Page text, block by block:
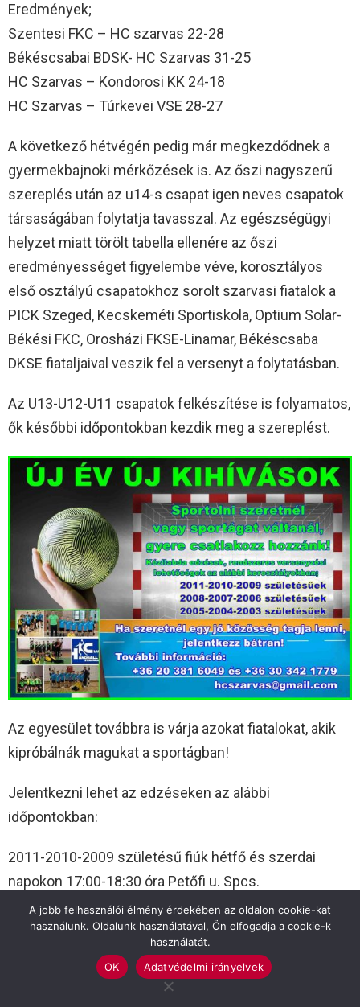
Eredmények;
Szentesi FKC – HC szarvas 22-28
Békéscsabai BDSK- HC Szarvas 31-25
HC Szarvas – Kondorosi KK 24-18
HC Szarvas – Túrkevei VSE 28-27
A következő hétvégén pedig már megkezdődnek a
gyermekbajnoki mérkőzések is. Az őszi nagyszerű
szereplés után az u14-s csapat igen neves csapatok
társaságában folytatja tavasszal. Az egészségügyi
helyzet miatt törölt tabella ellenére az őszi
eredményességet figyelembe véve, korosztályos
első osztályú csapatokhoz sorolt szarvasi fiatalok a
PICK Szeged, Kecskeméti Sportiskola, Optium Solar-
Békési FKC, Orosházi FKSE-Linamar, Békéscsaba
DKSE fiataljaival veszik fel a versenyt a folytatásban.
Az U13-U12-U11 csapatok felkészítése is folyamatos,
ők későbbi időpontokban kezdik meg a szereplést.
Az egyesület továbbra is várja azokat fiatalokat, akik
kipróbálnák magukat a sportágban!
Jelentkezni lehet az edzéseken az alábbi
időpontokban:
2011-2010-2009 születésű fiúk hétfő és szerdai
napokon 17:00-18:30 óra Petőfi u. Spcs.
2008-2007 születésű fiúk kedd és csütörtöki napokon
17:00-18:30 óra Alkotmány u. Spcs.
2006-2003 születésű fiúk kedd és csütörtöki napokon
A jobb felhasználói élmény érdekében az oldalon cookie-kat
használunk. Oldalunk használatával, Ön elfogadja a cookie-k
használatát.
OK
Adatvédelmi irányelvek